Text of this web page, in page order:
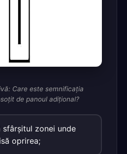
Care este semnificaţia
de panoul adiţional?
sfârşitul zonei unde
oprirea;